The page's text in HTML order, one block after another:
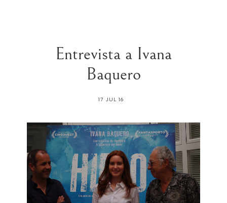
Entrevista a Ivana
Baquero
17 JUL 16